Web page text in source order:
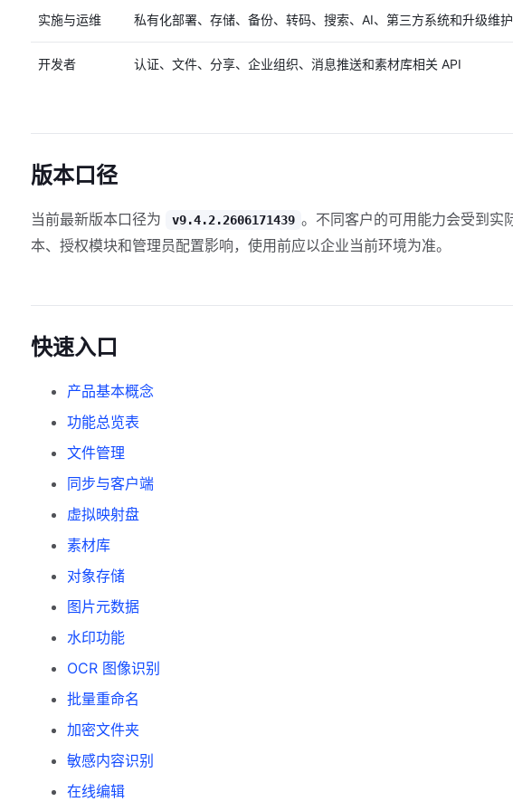
实施与运维 私有化部署、存储、备份、转码、搜索、AI、第三方系统和升级维护
开发者 认证、文件、分享、企业组织、消息推送和素材库相关 API
版本口径
当前最新版本口径为 v9.4.2.2606171439 。不同客户的可用能力会受到实
本、授权模块和管理员配置影响，使用前应以企业当前环境为准。
快速入口
产品基本概念
功能总览表
文件管理
同步与客户端
虚拟映射盘
素材库
对象存储
图片元数据
水印功能
OCR 图像识别
批量重命名
加密文件夹
敏感内容识别
在线编辑